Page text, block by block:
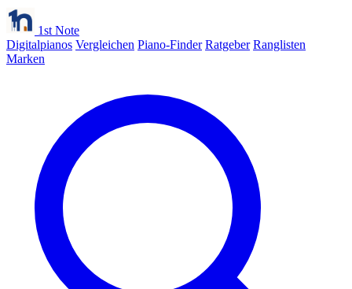
1st Note
Digitalpianos Vergleichen Piano-Finder Ratgeber Ranglisten
Marken